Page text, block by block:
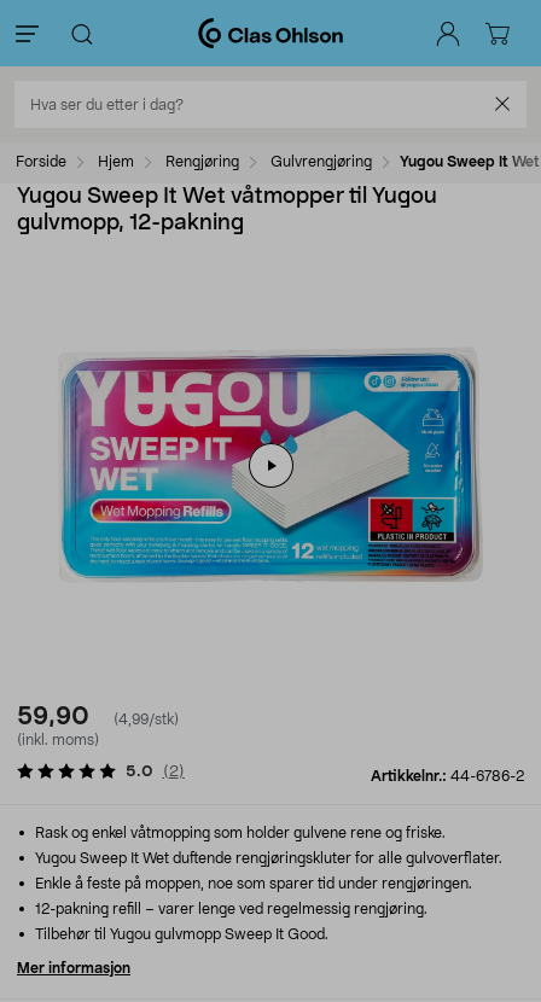
Forside Hjem Rengjøring Gulvrengjøring Yugou Sweep It
Yugou Sweep It Wet våtmopper til Yugou
gulvmopp, 12-pakning
59,90
(4,99/stk)
(inkl. moms)
Artikkelnr.: 44-6786-2
5.0 ( 2)
Rask og enkel våtmopping som holder gulvene rene og friske.
Yugou Sweep It Wet duftende rengjøringskluter for alle gulvoverflater.
Enkle å feste på moppen, noe som sparer tid under rengjøringen.
12-pakning refill – varer lenge ved regelmessig rengjøring.
Tilbehør til Yugou gulvmopp Sweep It Good.
Mer informasjon